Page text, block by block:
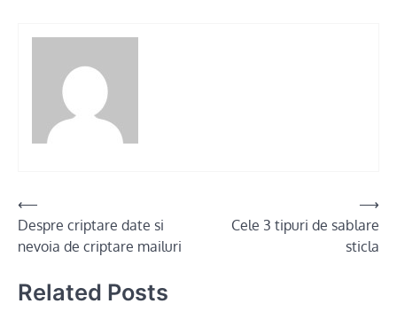
Post
navigation
⟵
Despre criptare date si
nevoia de criptare mailuri
Cele 3 tipuri de sablare
sticla
⟶
Related Posts